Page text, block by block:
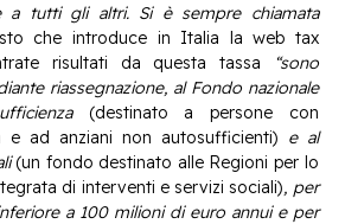
a tutti gli altri. Si è sempre chiamata
che introduce in Italia la web tax
risultati da questa tassa
“sono
riassegnazione, al Fondo nazionale
(destinato a persone con
e ad anziani non autosufficienti) e al
(un fondo destinato alle Regioni per lo
di interventi e servizi sociali), per
a 100 milioni di euro annui e per